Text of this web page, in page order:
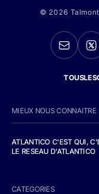
© 2026
MIEUX NOUS CONNAITRE
ATLANTICO C'EST QUI,
LE RESEAU D'ATLANTICO
CATEGORIES